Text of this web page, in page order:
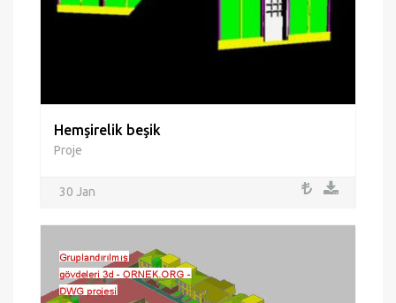
Hemşirelik beşik
Proje
30 Jan